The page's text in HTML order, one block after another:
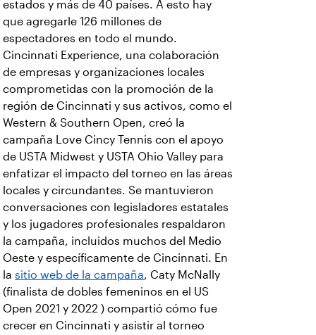
estados y más de 40 países. A esto hay
que agregarle 126 millones de
espectadores en todo el mundo.
Cincinnati Experience, una colaboración
de empresas y organizaciones locales
comprometidas con la promoción de la
región de Cincinnati y sus activos, como el
Western & Southern Open, creó la
campaña Love Cincy Tennis con el apoyo
de USTA Midwest y USTA Ohio Valley para
enfatizar el impacto del torneo en las áreas
locales y circundantes. Se mantuvieron
conversaciones con legisladores estatales
y los jugadores profesionales respaldaron
la campaña, incluidos muchos del Medio
Oeste y específicamente de Cincinnati. En
la sitio web de la campaña, Caty McNally
(finalista de dobles femeninos en el US
Open 2021 y 2022 ) compartió cómo fue
crecer en Cincinnati y asistir al torneo